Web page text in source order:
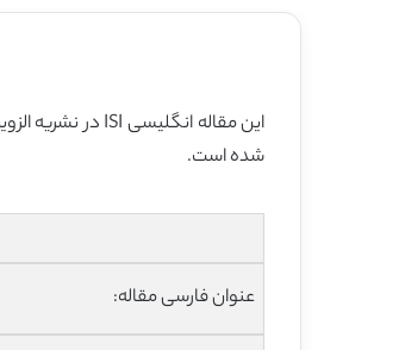
این مقاله انگلیسی ISI در نشریه الزویر در 10 صفحه در سال 2021 منتشر شده و ترجمه آن 16 صفحه میباشد. کیفیت ترجمه این مقاله ویژه – طلایی
شده است.
عنوان فارسی مقاله: